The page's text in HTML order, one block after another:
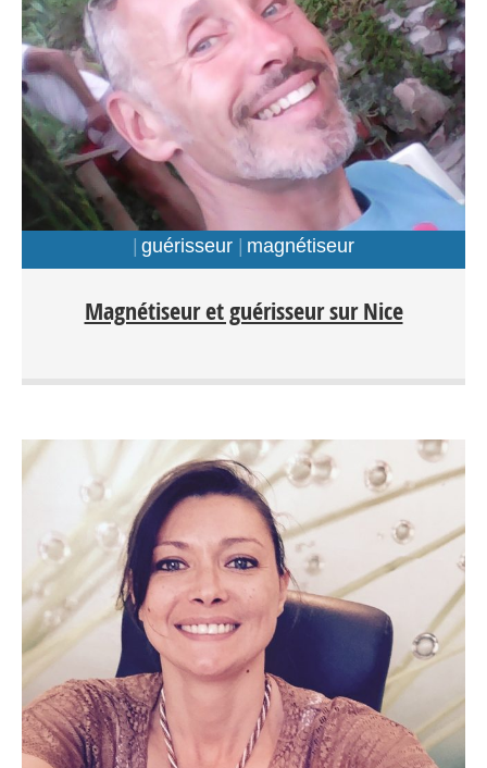
guérisseur magnétiseur
Magnétiseur et guérisseur sur Nice